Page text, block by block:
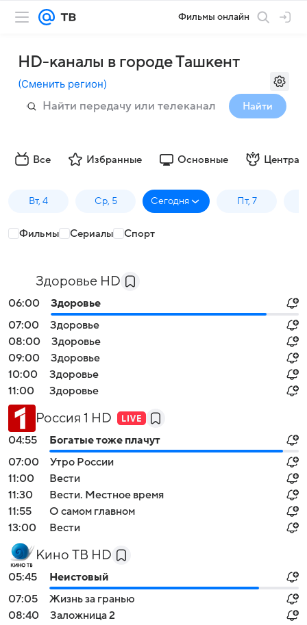
Фильмы онлайн
HD-каналы в городе Ташкент
(Сменить регион)
Найти
Все Избранные Основные
Вт, 4 Ср, 5 Сегодня Пт, 7
Фильмы Сериалы Спорт
Здоровье HD
06:00
Здоровье
07:00
Здоровье
08:00
Здоровье
09:00
Здоровье
10:00
Здоровье
11:00
Здоровье
Россия 1 HD
04:55
Богатые тоже плачут
07:00
Утро России
11:00
Вести
11:30
Вести. Местное время
11:55
О самом главном
13:00
Вести
Кино ТВ HD
05:45
Неистовый
07:05
Жизнь за гранью
08:40
Заложница 2